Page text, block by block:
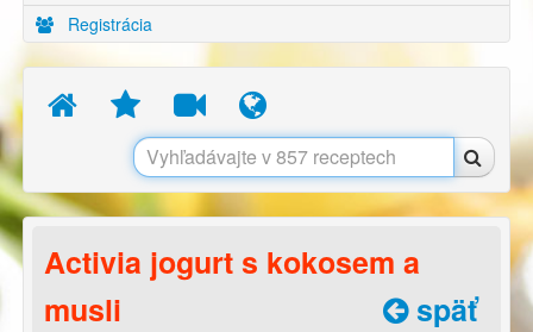
Registrácia
Activia jogurt s kokosem a
musli
späť